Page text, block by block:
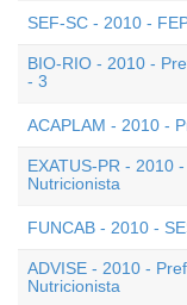
SEF-SC - 2010 -
BIO-RIO - 2010 -
- 3
ACAPLAM - 2010 -
EXATUS-PR - 2010
Nutricionista
FUNCAB - 2010 -
ADVISE - 2010 -
Nutricionista